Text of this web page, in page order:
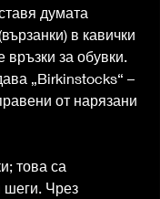
думата
в кавички
връзки за обувки.
„Birkinstocks“ –
от нарязани
това са
шеги. Чрез